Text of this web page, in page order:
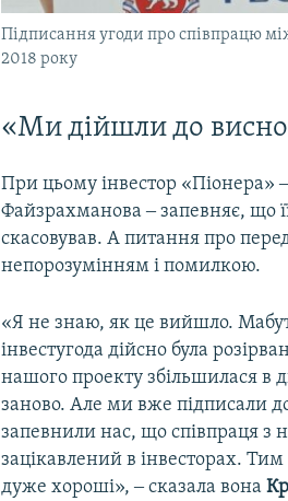
Підписання угоди про співпрацю
2018 року
​«Ми дійшли до
При цьому інвестор «Піонера»
Файзрахманова ‒ запевняє, що
скасовував. А питання про
непорозумінням і помилкою.
«Я не знаю, як це вийшло.
інвестугода дійсно була
нашого проекту збільшилася в
заново. Але ми вже підписали
запевнили нас, що співпраця з
зацікавлений в інвесторах.
дуже хороші», ‒ сказала вона